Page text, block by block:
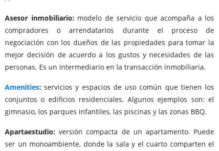
Asesor inmobiliario:modelo de servicio que acompaña a los
compradores o arrendatarios durante el proceso de
negociación con los dueños de las propiedades para tomar la
mejor decisión de acuerdo a los gustos y necesidades de las
personas. Es un intermediario en la transacción inmobiliaria.
Amenities: servicios y espacios de uso común que tienen los
conjuntos o edificios residenciales. Algunos ejemplos son: el
gimnasio, los parques infantiles, las piscinas y las zonas BBQ.
Apartaestudio: versión compacta de un apartamento. Puede
ser un monoambiente, donde la sala y el cuarto comparten el